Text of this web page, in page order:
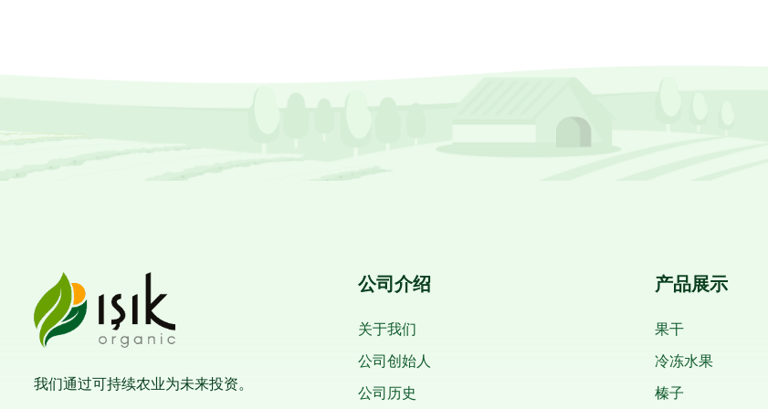
我们通过可持续农业为未来投资。
公司介绍
关于我们
公司创始人
公司历史
产品展示
果干
冷冻水果
榛子